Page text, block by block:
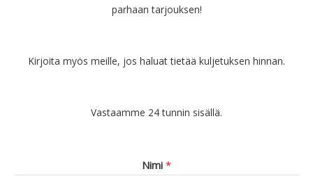
parhaan tarjouksen!
Kirjoita myös meille, jos haluat tietää kuljetuksen hinnan.
Vastaamme 24 tunnin sisällä.
Nimi *